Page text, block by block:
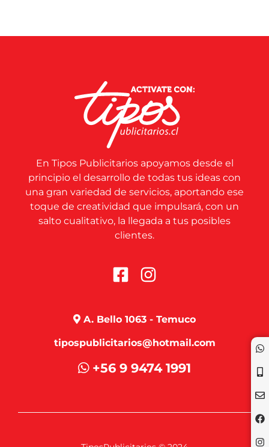
En Tipos Publicitarios apoyamos desde el
principio el desarrollo de todas tus ideas con
una gran variedad de servicios, aportando ese
toque de creatividad que impulsará, con un
salto cualitativo, la llegada a tus posibles
clientes.
A. Bello 1063 - Temuco
tipospublicitarios@hotmail.com
+56 9 9474 1991